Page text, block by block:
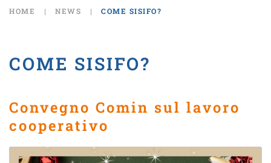
HOME NEWS COME SISIFO?
COME SISIFO?
Convegno Comin sul lavoro
cooperativo